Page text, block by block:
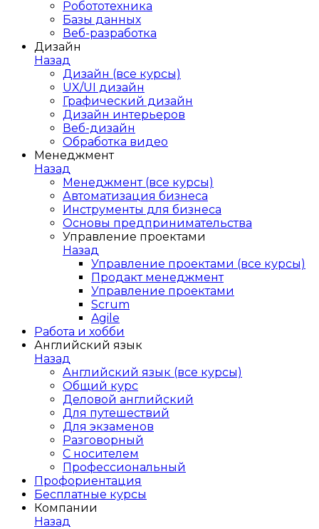
Робототехника
Базы данных
Веб-разработка
Дизайн
Назад
Дизайн (все курсы)
UX/UI дизайн
Графический дизайн
Дизайн интерьеров
Веб-дизайн
Обработка видео
Менеджмент
Назад
Менеджмент (все курсы)
Автоматизация бизнеса
Инструменты для бизнеса
Основы предпринимательства
Управление проектами
Назад
Управление проектами (все курсы)
Продакт менеджмент
Управление проектами
Scrum
Agile
Работа и хобби
Английский язык
Назад
Английский язык (все курсы)
Общий курс
Деловой английский
Для путешествий
Для экзаменов
Разговорный
С носителем
Профессиональный
Профориентация
Бесплатные курсы
Компании
Назад